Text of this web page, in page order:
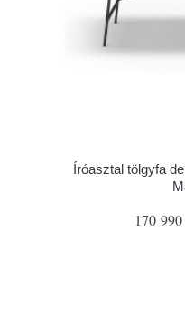
Íróasztal tölgyfa
170